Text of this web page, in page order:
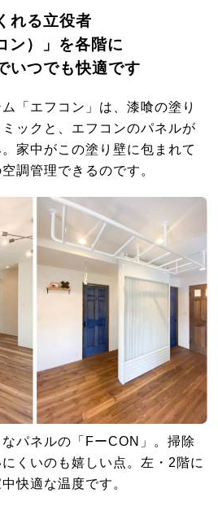
れる立役者
ン）」を各階に
いつでも快適です
「エフコン」は、漆喰の塗り
ックと、エフコンのパネルが
家中がこの塗り壁に包まれて
調管理できるのです。
パネルの「FーCON」。掃除
くいのも嬉しい点。左・2階に
快適な温度です。